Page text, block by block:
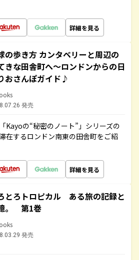
詳細を見る
の歩き方 カンタベリーと周辺の
きな田舎町へ～ロンドンからの日
おさんぽガイド♪
発売
Kayoの“秘密のノート”」シリーズの
在するロンドン南東の田舎町をご紹
詳細を見る
とろトロピカル ある旅の記録と
。 第1巻
発売